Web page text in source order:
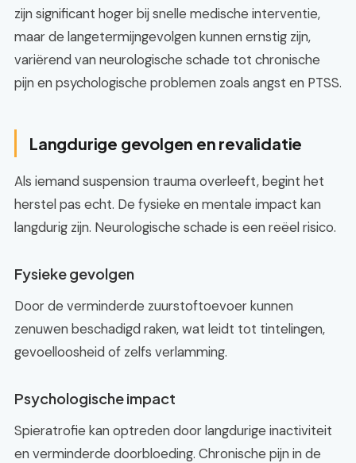
zijn significant hoger bij snelle medische interventie,
maar de langetermijngevolgen kunnen ernstig zijn,
variërend van neurologische schade tot chronische
pijn en psychologische problemen zoals angst en PTSS.
Langdurige gevolgen en revalidatie
Als iemand suspension trauma overleeft, begint het
herstel pas echt. De fysieke en mentale impact kan
langdurig zijn. Neurologische schade is een reëel risico.
Fysieke gevolgen
Door de verminderde zuurstoftoevoer kunnen
zenuwen beschadigd raken, wat leidt tot tintelingen,
gevoelloosheid of zelfs verlamming.
Psychologische impact
Spieratrofie kan optreden door langdurige inactiviteit
en verminderde doorbloeding. Chronische pijn in de